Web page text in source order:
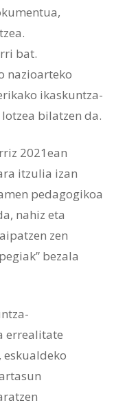
bat.
nazioarteko
ikaskuntza-
bilatzen da.
2021ean
itzulia izan
pedagogikoa
nahiz eta
zen
bezala
errealitate